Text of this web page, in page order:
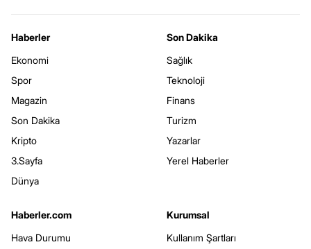
Haberler
Ekonomi
Spor
Magazin
Son Dakika
Kripto
3.Sayfa
Dünya
Son Dakika
Sağlık
Teknoloji
Finans
Turizm
Yazarlar
Yerel Haberler
Haberler.com
Hava Durumu
Kurumsal
Kullanım Şartları